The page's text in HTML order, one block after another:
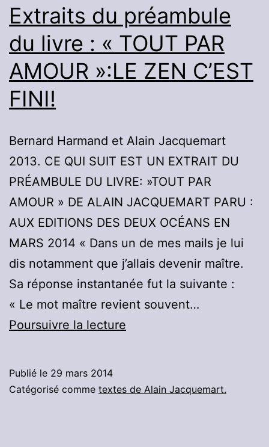
Extraits du préambule
du livre : « TOUT PAR
AMOUR »:LE ZEN C’EST
FINI!
Bernard Harmand et Alain Jacquemart
2013. CE QUI SUIT EST UN EXTRAIT DU
PRÉAMBULE DU LIVRE: »TOUT PAR
AMOUR » DE ALAIN JACQUEMART PARU :
AUX EDITIONS DES DEUX OCÉANS EN
MARS 2014 « Dans un de mes mails je lui
dis notamment que j’allais devenir maître.
Sa réponse instantanée fut la suivante :
« Le mot maître revient souvent…
Poursuivre la lecture
du
Publié le 29 mars 2014
Catégorisé comme textes de Alain Jacquemart.